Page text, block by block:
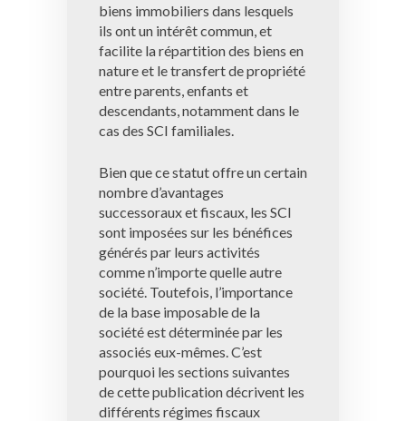
biens immobiliers dans lesquels
ils ont un intérêt commun, et
facilite la répartition des biens en
nature et le transfert de propriété
entre parents, enfants et
descendants, notamment dans le
cas des SCI familiales.
Bien que ce statut offre un certain
nombre d’avantages
successoraux et fiscaux, les SCI
sont imposées sur les bénéfices
générés par leurs activités
comme n’importe quelle autre
société. Toutefois, l’importance
de la base imposable de la
société est déterminée par les
associés eux-mêmes. C’est
pourquoi les sections suivantes
de cette publication décrivent les
différents régimes fiscaux